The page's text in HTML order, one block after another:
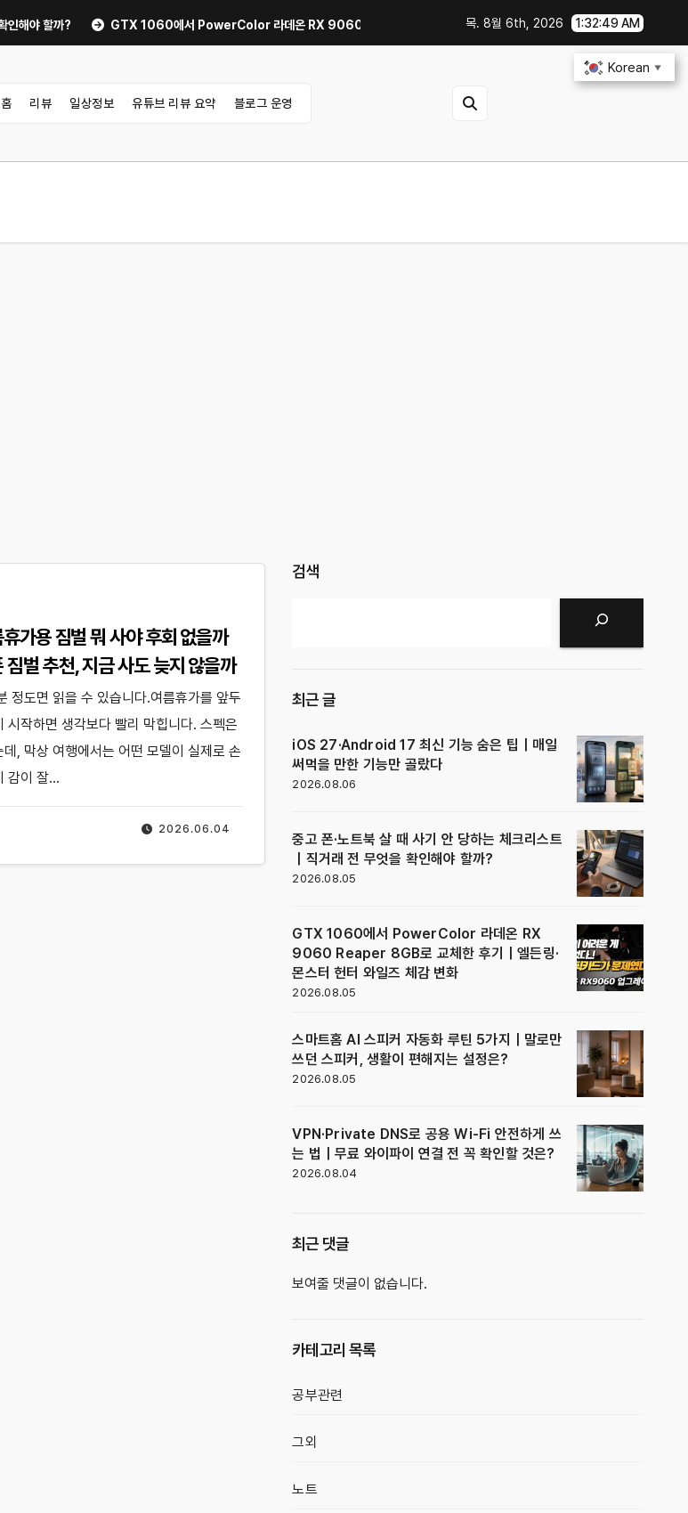
까? GTX 1060에서 PowerColor 라데온 RX 9060 Reaper 8GB로 교체한 후기｜엘든링·몬스터 헌터 와일즈 체감 변화
목. 8월 6th, 2026 1:32:49 AM
홈 리뷰 일상정보 유튜브 리뷰 요약 블로그 운영
가용 짐벌 뭐 사야 후회 없을까
짐벌 추천, 지금 사도 늦지 않을까
2026.06.04
정도면 읽을 수 있습니다.여름휴가를 앞두
시작하면 생각보다 빨리 막힙니다. 스펙은
데, 막상 여행에서는 어떤 모델이 실제로 손
감이 잘…
검색
최근 글
iOS 27·Android 17 최신 기능 숨은 팁｜매일
써먹을 만한 기능만 골랐다
2026.08.06
중고 폰·노트북 살 때 사기 안 당하는 체크리스트
｜직거래 전 무엇을 확인해야 할까?
2026.08.05
GTX 1060에서 PowerColor 라데온 RX
9060 Reaper 8GB로 교체한 후기｜엘든링·
몬스터 헌터 와일즈 체감 변화
2026.08.05
스마트홈 AI 스피커 자동화 루틴 5가지｜말로만
쓰던 스피커, 생활이 편해지는 설정은?
2026.08.05
VPN·Private DNS로 공용 Wi-Fi 안전하게 쓰
는 법｜무료 와이파이 연결 전 꼭 확인할 것은?
2026.08.04
최근 댓글
보여줄 댓글이 없습니다.
카테고리 목록
공부관련
그외
노트
Korean ▼